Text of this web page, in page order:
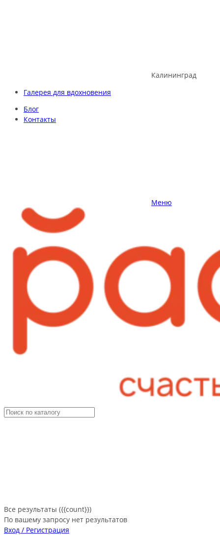
Калининград
Галерея для вдохновения
Блог
Контакты
Меню
Все результаты ({{count}})
По вашему запросу нет результатов
Вход / Регистрация